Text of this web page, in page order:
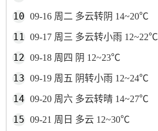
09-16 周二 多云转阴 14~20℃
09-17 周三 多云转小雨 12~22℃
09-18 周四 阴 12~23℃
09-19 周五 阴转小雨 12~24℃
09-20 周六 多云转晴 14~27℃
09-21 周日 多云 12~30℃